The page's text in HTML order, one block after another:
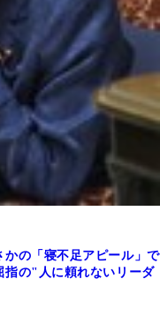
の「寝不足アピール」で
の"人に頼れないリーダ